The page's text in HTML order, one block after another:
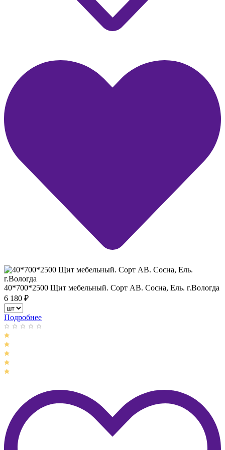
40*700*2500 Щит мебельный. Сорт АВ. Сосна, Ель. г.Вологда
6 180 ₽
Подробнее